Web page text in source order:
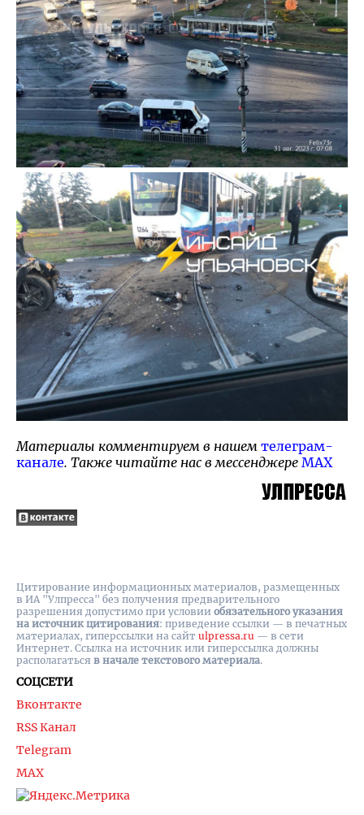
Материалы комментируем в нашем телеграм-
канале. Также читайте нас в мессенджере MAX
СОЦСЕТИ
Вконтакте
RSS Канал
Telegram
MAX
Цитирование информационных материалов, размещенных
в ИА "Улпресса" без получения предварительного
разрешения допустимо при условии обязательного указания
на источник цитирования: приведение ссылки — в печатных
материалах, гиперссылки на cайт ulpressa.ru — в сети
Интернет. Ссылка на источник или гиперссылка должны
располагаться в начале текстового материала.